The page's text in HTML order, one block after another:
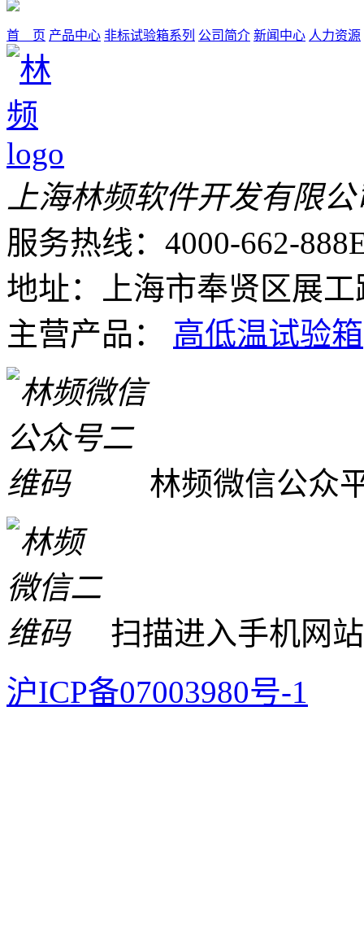
首 页 产品中心 非标试验箱系列 公司简介 新闻中心 人力资源
上海林频软件开发有限公
服务热线：4000-662-888
地址：上海市奉贤区展工
主营产品： 高低温试验箱
林频微信公众
扫描进入手机网
沪ICP备07003980号-1